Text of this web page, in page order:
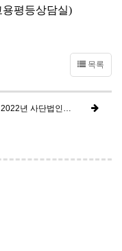
용평등상담실)
목록
[알림] 2022년 사단법인노동희망 - 위드힐정신건강연구소 MOU 체결